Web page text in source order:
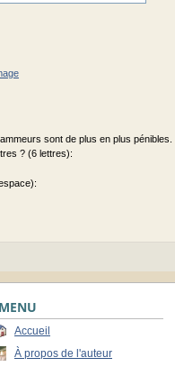
sont de plus en plus pénibles.
? (6 lettres):
MENU
Accueil
À propos de l'auteur